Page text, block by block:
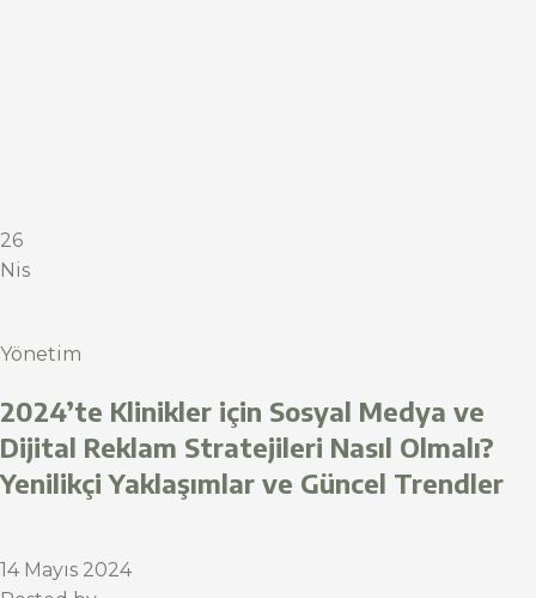
26
Nis
Yönetim
2024’te Klinikler için Sosyal Medya ve
Dijital Reklam Stratejileri Nasıl Olmalı?
Yenilikçi Yaklaşımlar ve Güncel Trendler
14 Mayıs 2024